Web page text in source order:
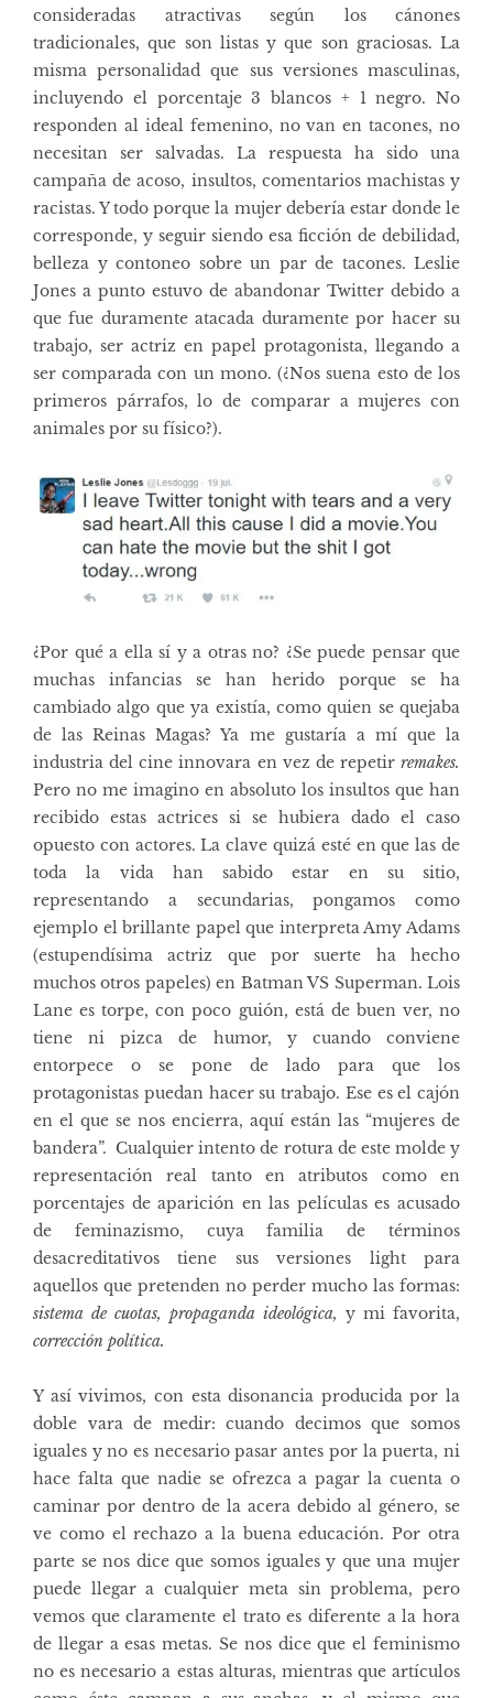
consideradas atractivas según los cánones
tradicionales, que son listas y que son graciosas. La
misma personalidad que sus versiones masculinas,
incluyendo el porcentaje 3 blancos + 1 negro. No
responden al ideal femenino, no van en tacones, no
necesitan ser salvadas. La respuesta ha sido una
campaña de acoso, insultos, comentarios machistas y
racistas. Y todo porque la mujer debería estar donde le
corresponde, y seguir siendo esa ficción de debilidad,
belleza y contoneo sobre un par de tacones. Leslie
Jones a punto estuvo de abandonar Twitter debido a
que fue duramente atacada duramente por hacer su
trabajo, ser actriz en papel protagonista, llegando a
ser comparada con un mono. (¿Nos suena esto de los
primeros párrafos, lo de comparar a mujeres con
animales por su físico?).
¿Por qué a ella sí y a otras no? ¿Se puede pensar que
muchas infancias se han herido porque se ha
cambiado algo que ya existía, como quien se quejaba
de las Reinas Magas? Ya me gustaría a mí que la
industria del cine innovara en vez de repetir remakes.
Pero no me imagino en absoluto los insultos que han
recibido estas actrices si se hubiera dado el caso
opuesto con actores. La clave quizá esté en que las de
toda la vida han sabido estar en su sitio,
representando a secundarias, pongamos como
ejemplo el brillante papel que interpreta Amy Adams
(estupendísima actriz que por suerte ha hecho
muchos otros papeles) en Batman VS Superman. Lois
Lane es torpe, con poco guión, está de buen ver, no
tiene ni pizca de humor, y cuando conviene
entorpece o se pone de lado para que los
protagonistas puedan hacer su trabajo. Ese es el cajón
en el que se nos encierra, aquí están las “mujeres de
bandera”. Cualquier intento de rotura de este molde y
representación real tanto en atributos como en
porcentajes de aparición en las películas es acusado
de feminazismo, cuya familia de términos
desacreditativos tiene sus versiones light para
aquellos que pretenden no perder mucho las formas:
sistema de cuotas, propaganda ideológica, y mi favorita,
corrección política.
Y así vivimos, con esta disonancia producida por la
doble vara de medir: cuando decimos que somos
iguales y no es necesario pasar antes por la puerta, ni
hace falta que nadie se ofrezca a pagar la cuenta o
caminar por dentro de la acera debido al género, se
ve como el rechazo a la buena educación. Por otra
parte se nos dice que somos iguales y que una mujer
puede llegar a cualquier meta sin problema, pero
vemos que claramente el trato es diferente a la hora
de llegar a esas metas. Se nos dice que el feminismo
no es necesario a estas alturas, mientras que artículos